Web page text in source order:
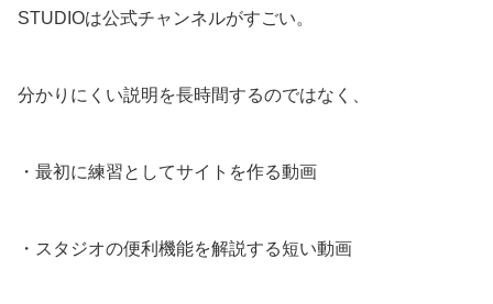
STUDIOは公式チャンネルがすごい。
分かりにくい説明を長時間するのではなく、
・最初に練習としてサイトを作る動画
・スタジオの便利機能を解説する短い動画